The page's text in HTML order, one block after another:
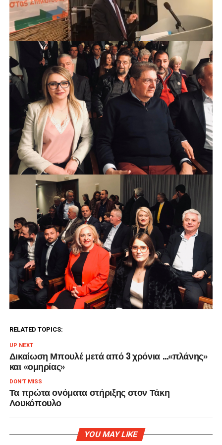
RELATED TOPICS:
UP NEXT
Δικαίωση Μπουλέ μετά από 3 χρόνια …«πλάνης»
και «ομηρίας»
DON'T MISS
Τα πρώτα ονόματα στήριξης στον Τάκη
Λουκόπουλο
YOU MAY LIKE